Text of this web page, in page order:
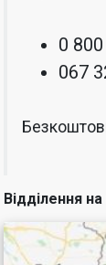
0
067
Відділення на